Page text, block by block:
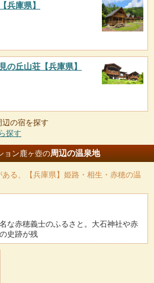
【兵庫県】
の丘山荘 【兵庫県】
の宿を探す
探す
ョン鹿ヶ壺の周辺の温泉地
ある、【兵庫県】姫路・相生・赤穂の温
な赤穂義士のふるさと。大石神社や赤
史跡が残